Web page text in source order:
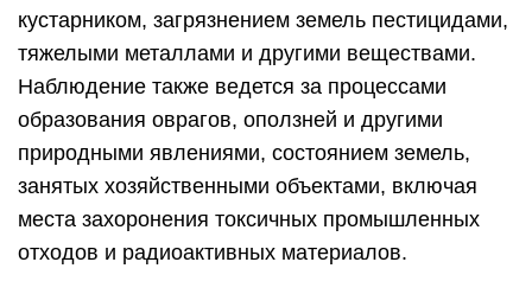
кустарником, загрязнением земель пестицидами,
тяжелыми металлами и другими веществами.
Наблюдение также ведется за процессами
образования оврагов, оползней и другими
природными явлениями, состоянием земель,
занятых хозяйственными объектами, включая
места захоронения токсичных промышленных
отходов и радиоактивных материалов.